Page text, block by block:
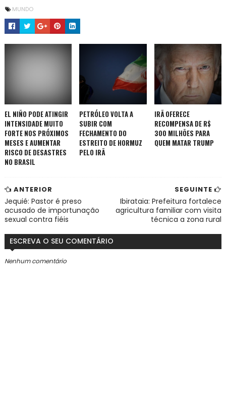
MUNDO
EL NIÑO PODE ATINGIR
INTENSIDADE MUITO
FORTE NOS PRÓXIMOS
MESES E AUMENTAR
RISCO DE DESASTRES
NO BRASIL
PETRÓLEO VOLTA A
SUBIR COM
FECHAMENTO DO
ESTREITO DE HORMUZ
PELO IRÃ
IRÃ OFERECE
RECOMPENSA DE R$
300 MILHÕES PARA
QUEM MATAR TRUMP
SEGUINTE
Ibirataia: Prefeitura fortalece
agricultura familiar com visita
técnica a zona rural
ANTERIOR
Jequié: Pastor é preso
acusado de importunação
sexual contra fiéis
ESCREVA O SEU COMENTÁRIO
Nenhum comentário